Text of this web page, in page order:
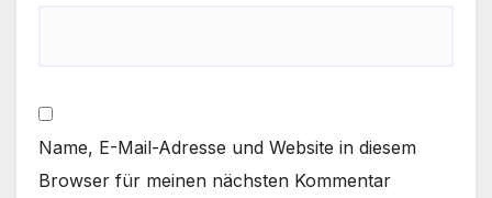
Name, E-Mail-Adresse und Website in diesem
Browser für meinen nächsten Kommentar